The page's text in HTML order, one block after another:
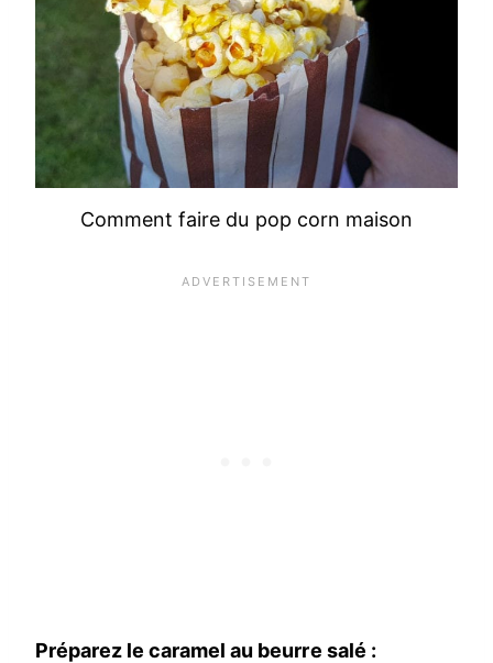
Comment faire du pop corn maison
Préparez le caramel au beurre salé :